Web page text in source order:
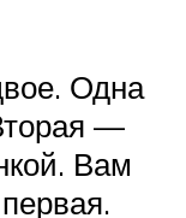
Одна
—
Вам